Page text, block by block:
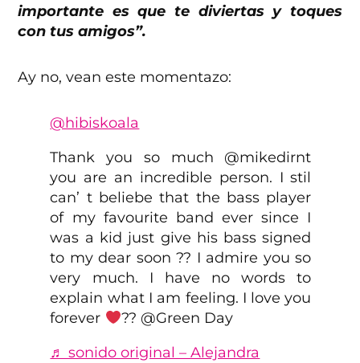
importante es que te diviertas y toques
con tus amigos”.
Ay no, vean este momentazo:
@hibiskoala
Thank you so much @mikedirnt
you are an incredible person. I stil
can’ t beliebe that the bass player
of my favourite band ever since I
was a kid just give his bass signed
to my dear soon ?? I admire you so
very much. I have no words to
explain what I am feeling. I love you
forever
?? @Green Day
♬ sonido original – Alejandra